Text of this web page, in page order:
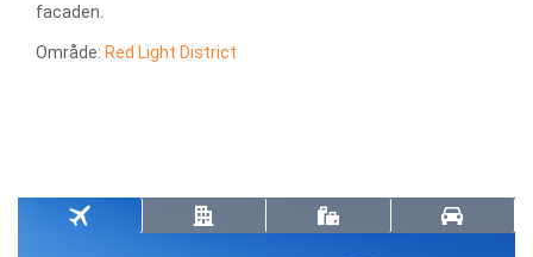
facaden.
Område: Red Light District